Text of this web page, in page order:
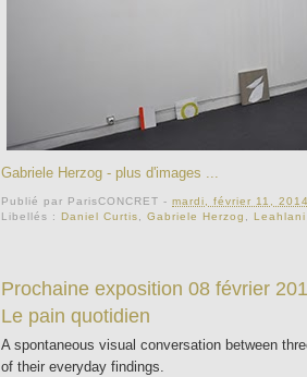
Gabriele Herzog - plus d'images ...
Publié par ParisCONCRET -mardi, février 11, 2014
Libellés :Daniel Curtis,Gabriele Herzog ,
Prochaine exposition 08 février
Le pain quotidien
A spontaneous visual conversation between
of their everyday findings.